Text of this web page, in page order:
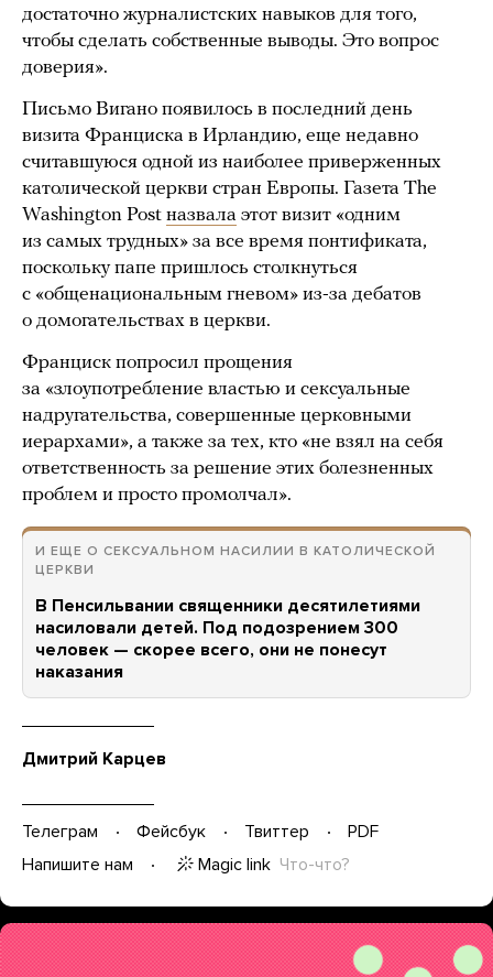
достаточно журналистских навыков для того,
чтобы сделать собственные выводы. Это вопрос
доверия».
Письмо Вигано появилось в последний день
визита Франциска в Ирландию, еще недавно
считавшуюся одной из наиболее приверженных
католической церкви стран Европы. Газета The
Washington Post назвала этот визит «одним
из самых трудных» за все время понтификата,
поскольку папе пришлось столкнуться
с «общенациональным гневом» из-за дебатов
о домогательствах в церкви.
Франциск попросил прощения
за «злоупотребление властью и сексуальные
надругательства, совершенные церковными
иерархами», а также за тех, кто «не взял на себя
ответственность за решение этих болезненных
проблем и просто промолчал».
И ЕЩЕ О СЕКСУАЛЬНОМ НАСИЛИИ В КАТОЛИЧЕСКОЙ
ЦЕРКВИ
В Пенсильвании священники десятилетиями
насиловали детей. Под подозрением 300
человек — скорее всего, они не понесут
наказания
Дмитрий Карцев
Телеграм Фейсбук Твиттер
PDF
Напишите нам
Magic link Что-что?